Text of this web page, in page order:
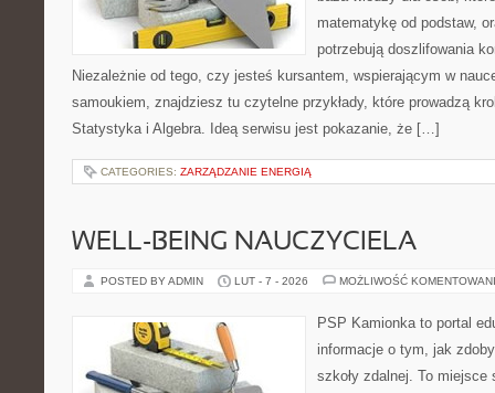
matematykę od podstaw,
potrzebują doszlifowania
Niezależnie od tego, czy jesteś kursantem, wspierającym w
samoukiem, znajdziesz tu czytelne przykłady, które prowadzą
Statystyka i Algebra. Ideą serwisu jest pokazanie, że […]
CATEGORIES: ZARZĄDZANIE ENERGIĄ
WELL-BEING NAUCZYCIELA
POSTED BY ADMIN LUT - 7 - 2026 MOŻLIWOŚĆ
PSP Kamionka to portal
informacje o tym, jak
szkoły zdalnej. To